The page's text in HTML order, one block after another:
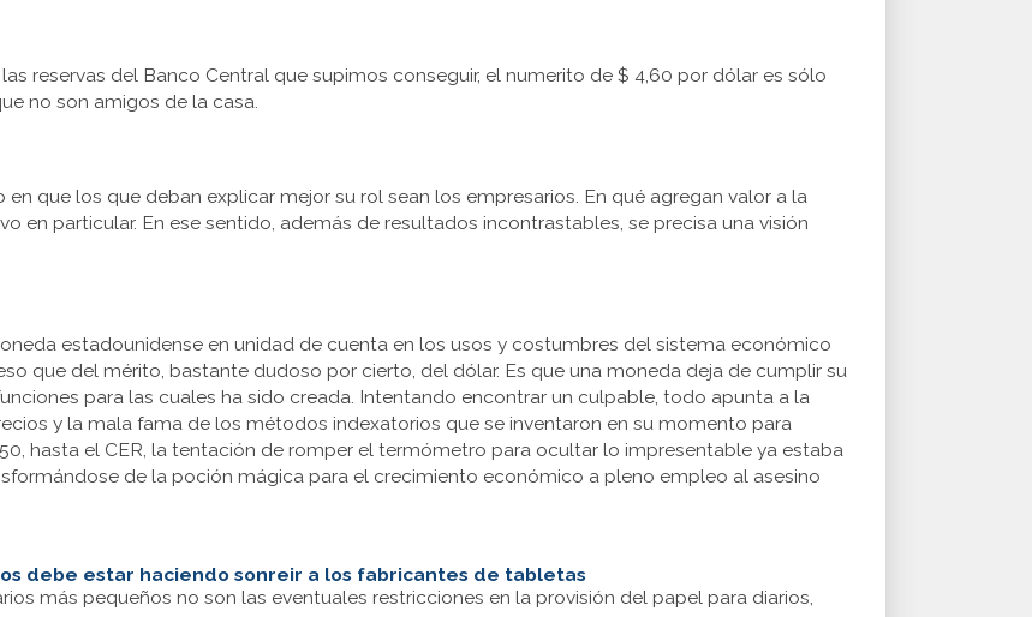
reservas del Banco Central que supimos conseguir, el numerito de $ 4,60 por dólar es sólo
no son amigos de la casa.
que los que deban explicar mejor su rol sean los empresarios. En qué agregan valor a la
en particular. En ese sentido, además de resultados incontrastables, se precisa una visión
estadounidense en unidad de cuenta en los usos y costumbres del sistema económico
que del mérito, bastante dudoso por cierto, del dólar. Es que una moneda deja de cumplir su
para las cuales ha sido creada. Intentando encontrar un culpable, todo apunta a la
y la mala fama de los métodos indexatorios que se inventaron en su momento para
hasta el CER, la tentación de romper el termómetro para ocultar lo impresentable ya estaba
de la poción mágica para el crecimiento económico a pleno empleo al asesino
debe estar haciendo sonreir a los fabricantes de tabletas
más pequeños no son las eventuales restricciones en la provisión del papel para diarios,